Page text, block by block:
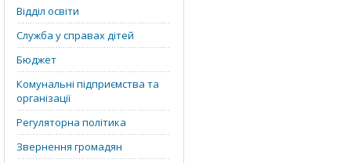
Відділ освіти
Служба у справах дітей
Бюджет
Комунальні підприємства та
організації
Регуляторна політика
Звернення громадян